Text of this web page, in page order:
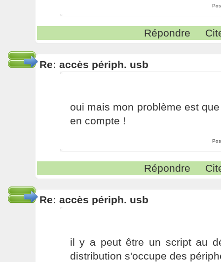
Répondre
Re: accès périph. usb
oui mais mon problème est
en compte !
Répondre
Re: accès périph. usb
il y a peut être un script au
distribution s'occupe des